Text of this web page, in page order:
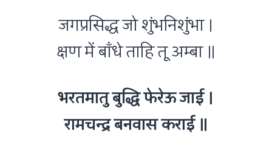
जगप्रसिद्ध जो शुंभनिशुंभा ।
क्षण में बाँधे ताहि तू अम्बा ॥
भरतमातु बुद्धि फेरेऊ जाई ।
रामचन्द्र बनवास कराई ॥